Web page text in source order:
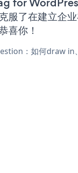
服了在建立企
喜你！
：如何draw